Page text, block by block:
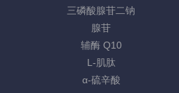
三磷酸腺苷二钠
腺苷
辅酶 Q10
L-肌肽
α-硫辛酸